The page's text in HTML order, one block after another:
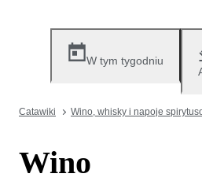
W tym tygodniu
Catawiki Wino, whisky i napoje
Wino